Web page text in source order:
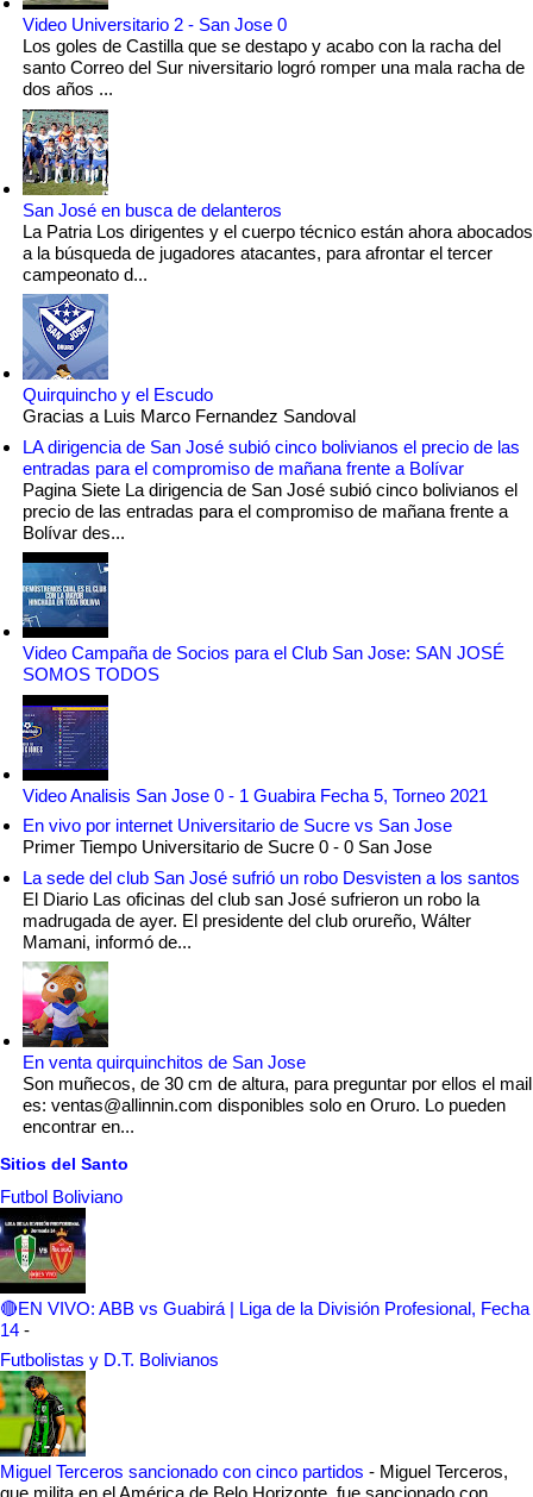
Video Universitario 2 - San Jose 0
Los goles de Castilla que se destapo y acabo con la racha del
santo Correo del Sur niversitario logró romper una mala racha de
dos años ...
San José en busca de delanteros
La Patria Los dirigentes y el cuerpo técnico están ahora abocados
a la búsqueda de jugadores atacantes, para afrontar el tercer
campeonato d...
Quirquincho y el Escudo
Gracias a Luis Marco Fernandez Sandoval
LA dirigencia de San José subió cinco bolivianos el precio de las
entradas para el compromiso de mañana frente a Bolívar
Pagina Siete La dirigencia de San José subió cinco bolivianos el
precio de las entradas para el compromiso de mañana frente a
Bolívar des...
Video Campaña de Socios para el Club San Jose: SAN JOSÉ
SOMOS TODOS
Video Analisis San Jose 0 - 1 Guabira Fecha 5, Torneo 2021
En vivo por internet Universitario de Sucre vs San Jose
Primer Tiempo Universitario de Sucre 0 - 0 San Jose
La sede del club San José sufrió un robo Desvisten a los santos
El Diario Las oficinas del club san José sufrieron un robo la
madrugada de ayer. El presidente del club orureño, Wálter
Mamani, informó de...
En venta quirquinchitos de San Jose
Son muñecos, de 30 cm de altura, para preguntar por ellos el mail
es: ventas@allinnin.com disponibles solo en Oruro. Lo pueden
encontrar en...
Sitios del Santo
Futbol Boliviano
🔴EN VIVO: ABB vs Guabirá | Liga de la División Profesional, Fecha
14 -
Futbolistas y D.T. Bolivianos
Miguel Terceros sancionado con cinco partidos - Miguel Terceros,
que milita en el América de Belo Horizonte, fue sancionado con